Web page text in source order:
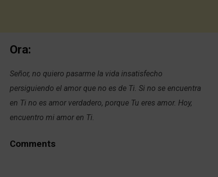
Ora:
Señor, no quiero pasarme la vida insatisfecho
persiguiendo el amor que no es de Ti. Si no se encuentra
en Ti no es amor verdadero, porque Tu eres amor. Hoy,
encuentro mi amor en Ti.
Comments